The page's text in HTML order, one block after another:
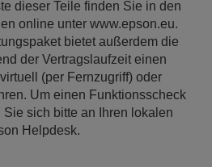
dieser Teile finden Sie in den
online unter www.epson.eu.
bietet außerdem die
der Vertragslaufzeit einen
(per Fernzugriff) oder
Um einen Funktionsscheck
sich bitte an Ihren lokalen
Helpdesk.